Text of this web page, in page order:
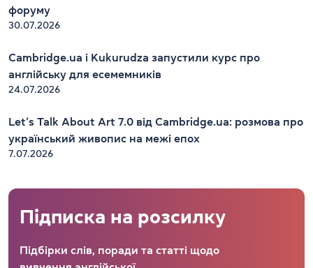
форуму
30.07.2026
Cambridge.ua і Kukurudza запустили курс про
англійську для есемемників
24.07.2026
Let’s Talk About Art 7.0 від Cambridge.ua: розмова про
український живопис на межі епох
7.07.2026
Підписка на розсилку
Підбірки слів, поради та статті щодо